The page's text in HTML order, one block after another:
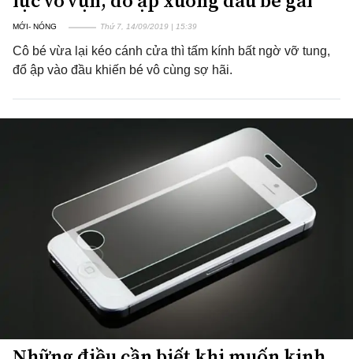
MỚI- NÓNG Thứ 7, 14/09/2019 | 15:39
Cô bé vừa lại kéo cánh cửa thì tấm kính bất ngờ vỡ tung,
đổ ập vào đầu khiến bé vô cùng sợ hãi.